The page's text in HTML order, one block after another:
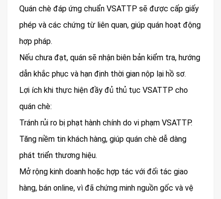
Quán chè đáp ứng chuẩn VSATTP sẽ được cấp giấy
phép và các chứng từ liên quan, giúp quán hoạt động
hợp pháp.
Nếu chưa đạt, quán sẽ nhận biên bản kiểm tra, hướng
dẫn khắc phục và hạn định thời gian nộp lại hồ sơ.
Lợi ích khi thực hiện đầy đủ thủ tục VSATTP cho
quán chè:
Tránh rủi ro bị phạt hành chính do vi phạm VSATTP.
Tăng niềm tin khách hàng, giúp quán chè dễ dàng
phát triển thương hiệu.
Mở rộng kinh doanh hoặc hợp tác với đối tác giao
hàng, bán online, vì đã chứng minh nguồn gốc và vệ